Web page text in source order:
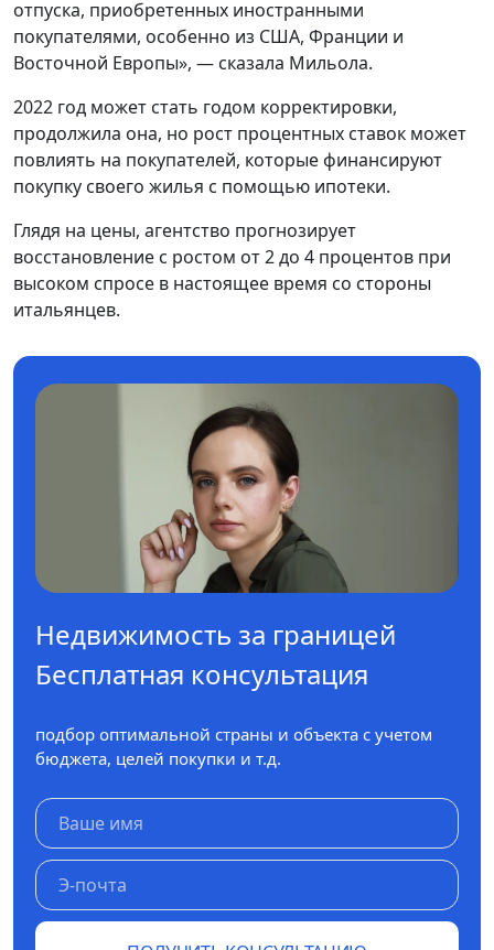
отпуска, приобретенных иностранными
покупателями, особенно из США, Франции и
Восточной Европы», — сказала Мильола.
2022 год может стать годом корректировки,
продолжила она, но рост процентных ставок может
повлиять на покупателей, которые финансируют
покупку своего жилья с помощью ипотеки.
Глядя на цены, агентство прогнозирует
восстановление с ростом от 2 до 4 процентов при
высоком спросе в настоящее время со стороны
итальянцев.
Недвижимость за границей
Бесплатная консультация
подбор оптимальной страны и объекта с учетом
бюджета, целей покупки и т.д.